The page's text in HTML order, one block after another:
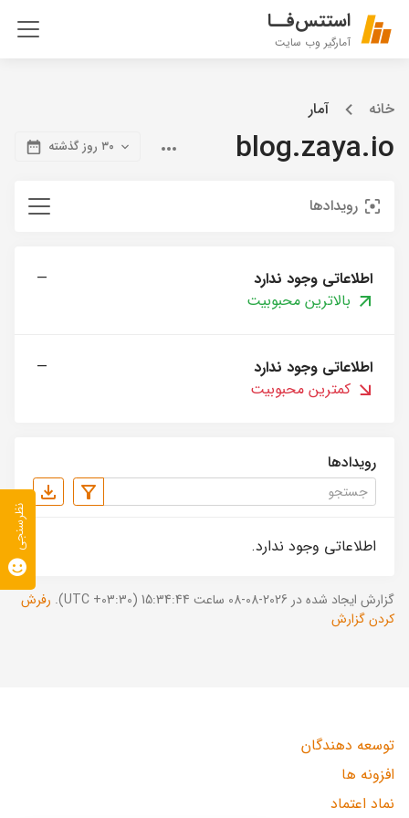
استتس‌فــا
آمارگیر وب سایت
خانه آمار
blog.zaya.io ۳۰ روز گذشته
رویدادها
اطلاعاتی وجود ندارد
—
بالاترین محبوبیت
اطلاعاتی وجود ندارد
—
کمترین محبوبیت
رویدادها
اطلاعاتی وجود ندارد.
گزارش ایجاد شده در 2026-08-08 ساعت 15:34:44 (UTC +03:30).
رفرش
کردن گزارش
توسعه دهندگان
افزونه ها
نماد اعتماد
نظرسنجی